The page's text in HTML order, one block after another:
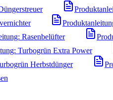
Rasenbelüfter
Turbogrün Extra Power
Herbstdünger